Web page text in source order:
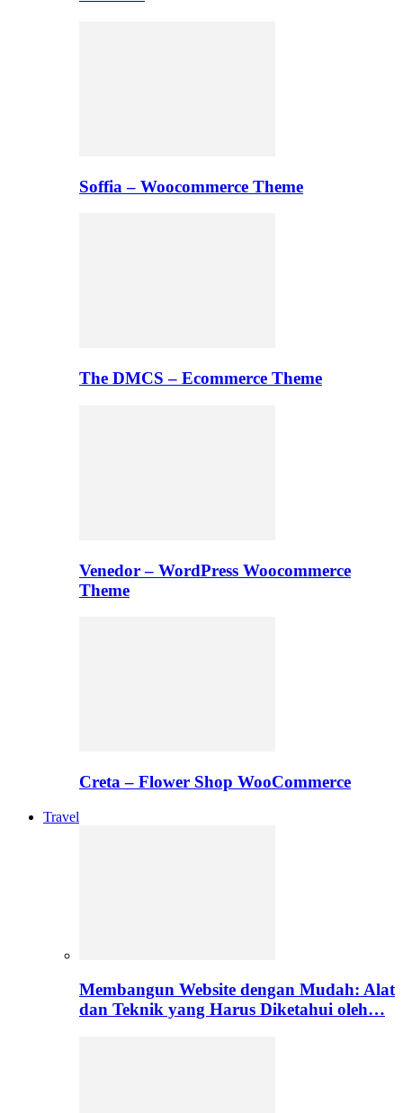
Soffia – Woocommerce Theme
The DMCS – Ecommerce Theme
Venedor – WordPress Woocommerce
Theme
Creta – Flower Shop WooCommerce
Travel
Membangun Website dengan Mudah: Alat
dan Teknik yang Harus Diketahui oleh…